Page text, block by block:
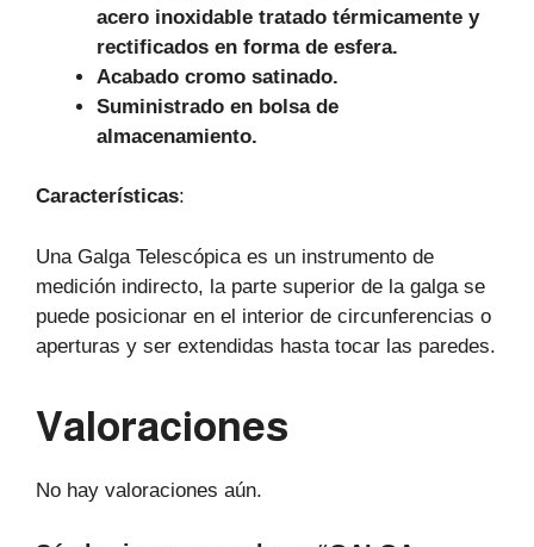
acero inoxidable tratado térmicamente y
rectificados en forma de esfera.
Acabado cromo satinado.
Suministrado en bolsa de
almacenamiento.
Características:
Una Galga Telescópica es un instrumento de
medición indirecto, la parte superior de la galga se
puede posicionar en el interior de circunferencias o
aperturas y ser extendidas hasta tocar las paredes.
Valoraciones
No hay valoraciones aún.